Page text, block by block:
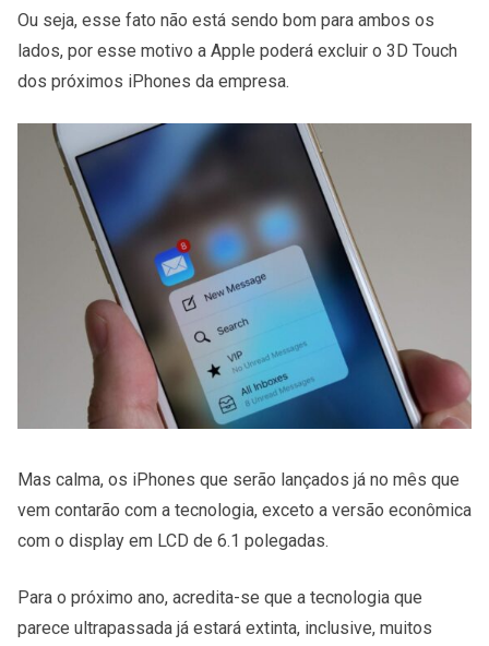
Ou seja, esse fato não está sendo bom para ambos os
lados, por esse motivo a Apple poderá excluir o 3D Touch
dos próximos iPhones da empresa.
Mas calma, os iPhones que serão lançados já no mês que
vem contarão com a tecnologia, exceto a versão econômica
com o display em LCD de 6.1 polegadas.
Para o próximo ano, acredita-se que a tecnologia que
parece ultrapassada já estará extinta, inclusive, muitos